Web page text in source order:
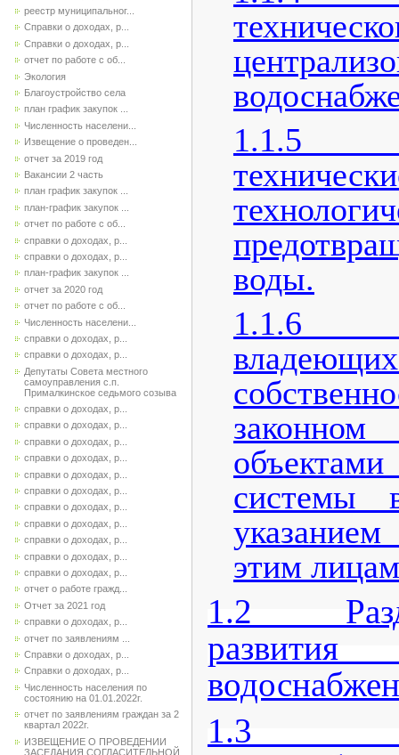
реестр муниципальног...
Справки о доходах, р...
Справки о доходах, р...
отчет по работе с об...
Экология
Благоустройство села
план график закупок ...
Численность населени...
Извещение о проведен...
отчет за 2019 год
Вакансии 2 часть
план график закупок ...
план-график закупок ...
отчет по работе с об...
справки о доходах, р...
справки о доходах, р...
план-график закупок ...
отчет за 2020 год
отчет по работе с об...
Численность населени...
справки о доходах, р...
справки о доходах, р...
Депутаты Совета местного
самоуправления с.п.
Прималкинское седьмого созыва
справки о доходах, р...
справки о доходах, р...
справки о доходах, р...
справки о доходах, р...
справки о доходах, р...
справки о доходах, р...
справки о доходах, р...
справки о доходах, р...
справки о доходах, р...
справки о доходах, р...
справки о доходах, р...
отчет о работе гражд...
Отчет за 2021 год
справки о доходах, р...
отчет по заявлениям ...
Справки о доходах, р...
Справки о доходах, р...
Численность населения по
состоянию на 01.01.2022г.
отчет по заявлениям граждан за 2
квартал 2022г.
ИЗВЕЩЕНИЕ О ПРОВЕДЕНИИ
ЗАСЕДАНИЯ СОГЛАСИТЕЛЬНОЙ
1.1.5
воды.
1.1.6
объектами
системы
этим
1.2
1.3